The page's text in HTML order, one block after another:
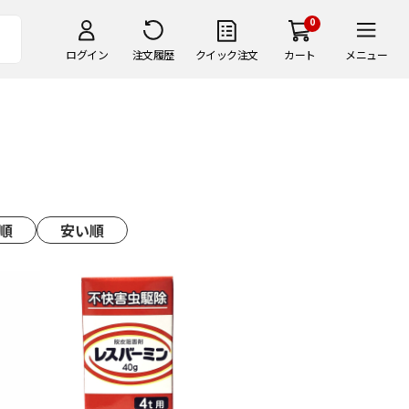
ログイン 注文履歴 クイック注文
0
カート メニュー
安い順